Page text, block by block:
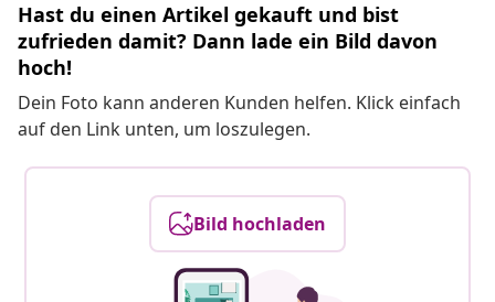
Hast du einen Artikel gekauft und bist
zufrieden damit? Dann lade ein Bild davon
hoch!
Dein Foto kann anderen Kunden helfen. Klick einfach
auf den Link unten, um loszulegen.
Bild hochladen